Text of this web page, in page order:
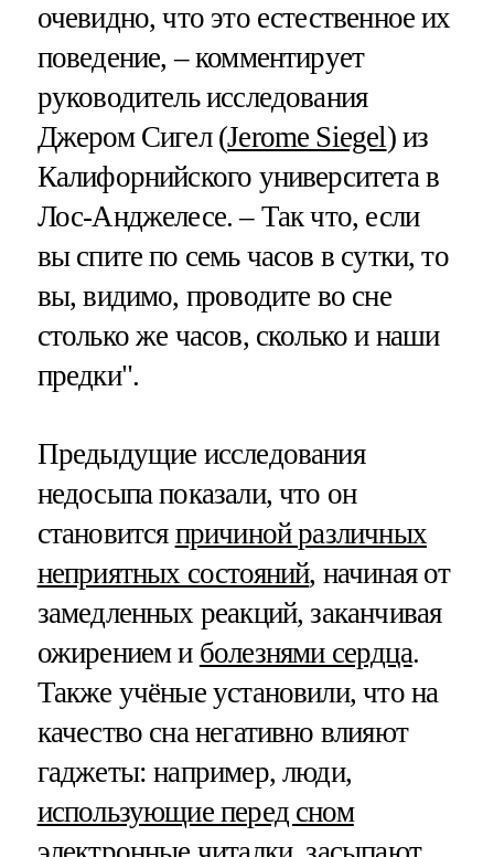
очевидно, что это естественное их
поведение, – комментирует
руководитель исследования
Джером Сигел (Jerome Siegel) из
Калифорнийского университета в
Лос-Анджелесе. – Так что, если
вы спите по семь часов в сутки, то
вы, видимо, проводите во сне
столько же часов, сколько и наши
предки".
Предыдущие исследования
недосыпа показали, что он
становится причиной различных
неприятных состояний, начиная от
замедленных реакций, заканчивая
ожирением и болезнями сердца.
Также учёные установили, что на
качество сна негативно влияют
гаджеты: например, люди,
использующие перед сном